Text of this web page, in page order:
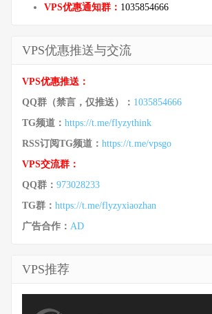
VPS优惠通知群： 1035854666
VPS优惠推送与交流
VPS优惠推送：
QQ群（禁言，仅推送）： 1035854666
TG频道： https://t.me/flyzythink
RSS订阅TG频道： https://t.me/vpsgo
VPS交流群：
QQ群： 973028233
TG群： https://t.me/flyzyxiaozhan
广告合作： AD
VPS推荐